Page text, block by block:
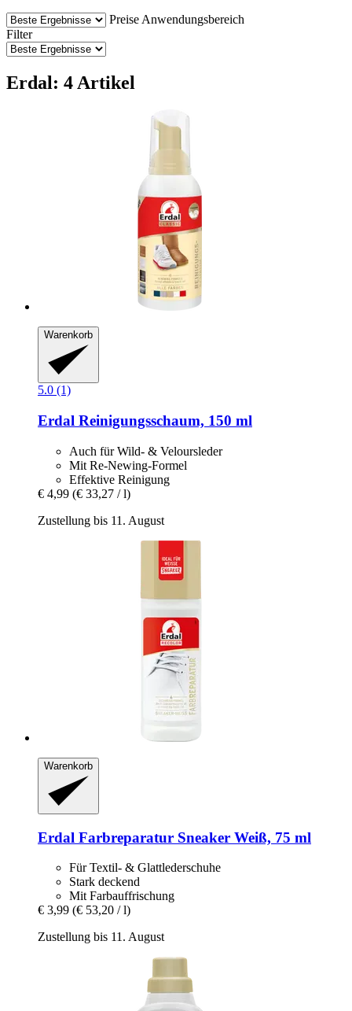
Preise Anwendungsbereich
Filter
Erdal: 4 Artikel
Warenkorb
5.0 (1)
Erdal Reinigungsschaum, 150 ml
Auch für Wild- & Veloursleder
Mit Re-Newing-Formel
Effektive Reinigung
€ 4,99 (€ 33,27 / l)
Zustellung bis 11. August
Warenkorb
Erdal Farbreparatur Sneaker Weiß, 75 ml
Für Textil- & Glattlederschuhe
Stark deckend
Mit Farbauffrischung
€ 3,99 (€ 53,20 / l)
Zustellung bis 11. August